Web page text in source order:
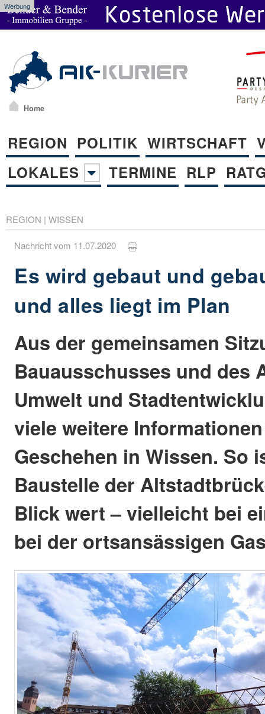
Werbung
Home
REGION POLITIK WIRTSCHAFT
LOKALES
TERMINE RLP
REGION | WISSEN
Nachricht vom 11.07.2020
Es wird gebaut und
und alles liegt im Plan
Aus der gemeinsamen
Bauausschusses und des
Umwelt und
viele weitere
Geschehen in Wissen. So
Baustelle der
Blick wert – vielleicht bei
bei der ortsansässigen